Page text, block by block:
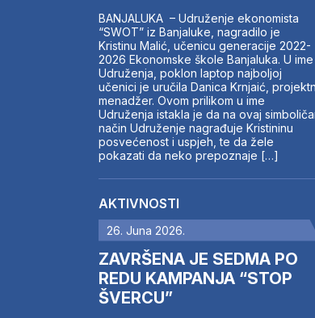
AKTIVNOSTI
SWOT INTERVJU
UČLANI SE
KONTAKT
BANJALUKA – Udruženje ekonomista
“SWOT” iz Banjaluke, nagradilo je
Kristinu Malić, učenicu generacije 2022-
2026 Ekonomske škole Banjaluka. U ime
Udruženja, poklon laptop najboljoj
učenici je uručila Danica Krnjaić,
menadžer. Ovom prilikom u ime
Udruženja istakla je da na ovaj
način Udruženje nagrađuje Kristininu
posvećenost i uspjeh, te da žele
pokazati da neko prepoznaje […]
AKTIVNOSTI
26. Juna 2026.
ZAVRŠENA JE SEDMA PO
REDU KAMPANJA “STOP
ŠVERCU”